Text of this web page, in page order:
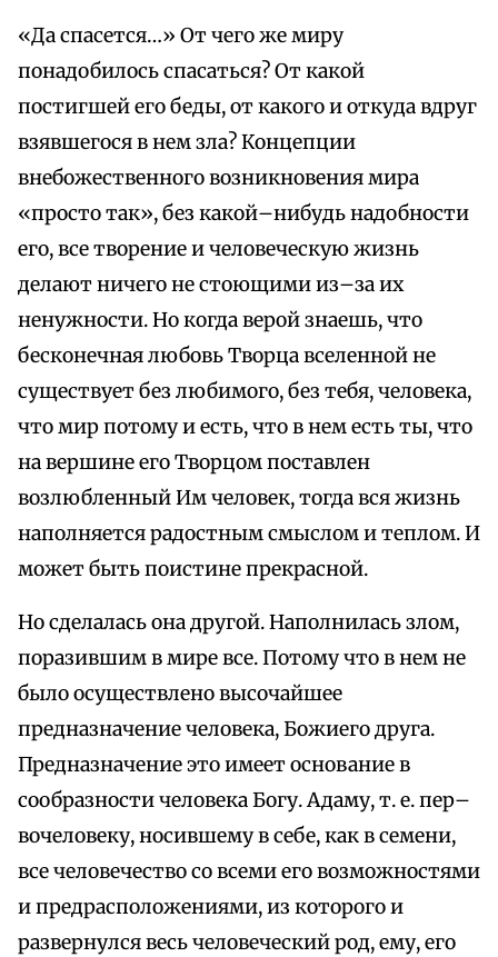
«Да спасется…» От чего же миру
понадобилось спасаться? От какой
постигшей его беды, от какого и откуда вдруг
взявшегося в нем зла? Концепции
внебожественного возникновения мира
«просто так», без какой–нибудь надобности
его, все творение и человеческую жизнь
делают ничего не стоющими из–за их
ненужности. Но когда верой знаешь, что
бесконечная любовь Творца вселенной не
существует без любимого, без тебя, человека,
что мир потому и есть, что в нем есть ты, что
на вершине его Творцом поставлен
возлюбленный Им человек, тогда вся жизнь
наполняется радостным смыслом и теплом. И
может быть поистине прекрасной.
Но сделалась она другой. Наполнилась злом,
поразившим в мире все. Потому что в нем не
было осуществлено высочайшее
предназначение человека, Божиего друга.
Предназначение это имеет основание в
сообразности человека Богу. Адаму, т. е. пер–
вочеловеку, носившему в себе, как в семени,
все человечество со всеми его возможностями
и предрасположениями, из которого и
развернулся весь человеческий род, ему, его